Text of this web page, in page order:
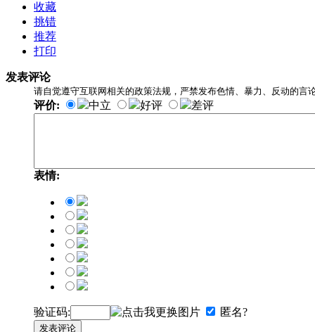
收藏
挑错
推荐
打印
发表评论
请自觉遵守互联网相关的政策法规，严禁发布色情、暴力、反动的言
评价: 中立 好评 差评
表情:
验证码: 匿名?
发表评论